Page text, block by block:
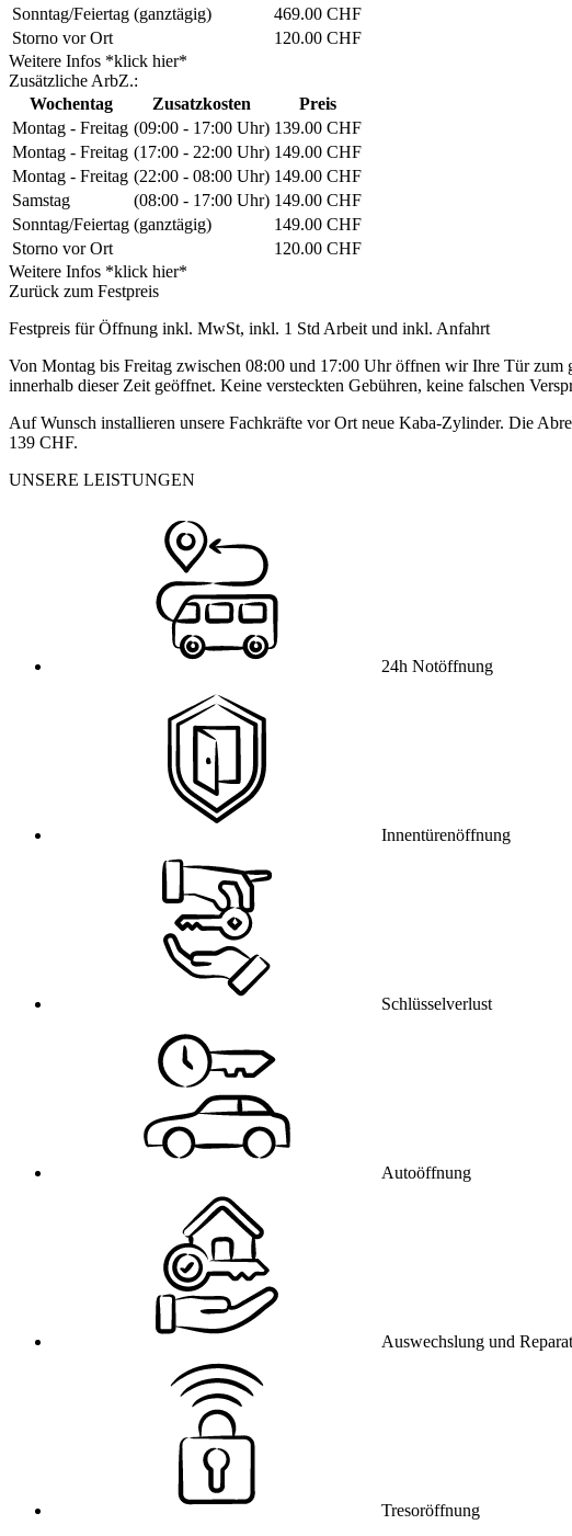
Sonntag/Feiertag (ganztägig)
469.00 CHF
Storno vor Ort
120.00 CHF
Weitere Infos *klick hier*
Zusätzliche ArbZ.:
Wochentag
Zusatzkosten
Preis
Montag - Freitag (09:00 - 17:00 Uhr) 139.00 CHF
Montag - Freitag (17:00 - 22:00 Uhr) 149.00 CHF
Montag - Freitag (22:00 - 08:00 Uhr) 149.00 CHF
Samstag
(08:00 - 17:00 Uhr) 149.00 CHF
Sonntag/Feiertag (ganztägig)
149.00 CHF
Storno vor Ort
120.00 CHF
Weitere Infos *klick hier*
Zurück zum Festpreis
Festpreis für Öffnung inkl. MwSt, inkl. 1 Std Arbeit und inkl. Anfahrt
Von Montag bis Freitag zwischen 08:00 und 17:00 Uhr öffnen wir Ihre Tür zum
innerhalb dieser Zeit geöffnet. Keine versteckten Gebühren, keine falschen
Auf Wunsch installieren unsere Fachkräfte vor Ort neue Kaba-Zylinder. Die
139 CHF.
UNSERE LEISTUNGEN
24h Notöffnung
Innentürenöffnung
Schlüsselverlust
Autoöffnung
Auswechslung und
Tresoröffnung